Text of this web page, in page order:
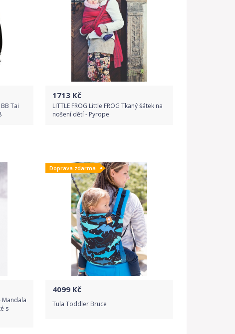
Tai
1713 Kč
LITTLE FROG Little FROG Tkaný šátek na
nošení dětí - Pyrope
Detail produktu
Mandala
s
Doprava zdarma
4099 Kč
Tula Toddler Bruce